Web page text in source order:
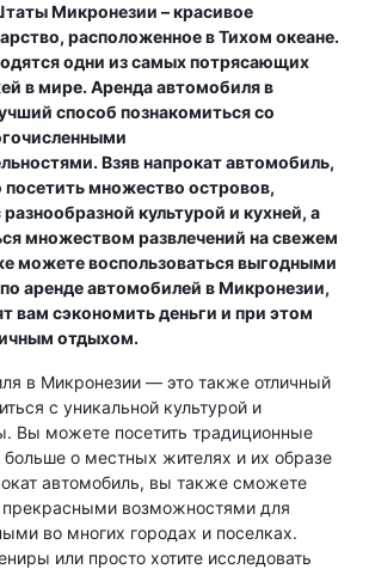
Микронезии – красивое
расположенное в Тихом океане.
одни из самых потрясающих
в мире. Аренда автомобиля в
способ познакомиться со
Взяв напрокат автомобиль,
множество островов,
культурой и кухней, а
множеством развлечений на свежем
можете воспользоваться выгодными
аренде автомобилей в Микронезии,
вам сэкономить деньги и при этом
отдыхом.
в Микронезии — это также отличный
с уникальной культурой и
Вы можете посетить традиционные
больше о местных жителях и их образе
автомобиль, вы также сможете
прекрасными возможностями для
во многих городах и поселках.
или просто хотите исследовать